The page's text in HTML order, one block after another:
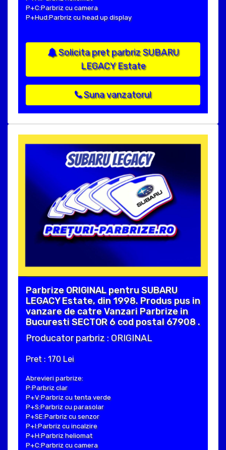
P+C:Parbriz cu camera
P+Hud:Parbriz cu head up display
Solicita pret parbriz SUBARU
LEGACY Estate
Suna vanzatorul
Parbrize ORIGINAL pentru SUBARU
LEGACY Estate, din 1998. Produs pus in
vanzare de catre Vanzari Parbrize in
Bucuresti SECTOR 6 cod postal 67908 .
Producator parbriz : ORIGINAL
Pret : 170 Lei
Abrevieri parbrize:
P:Parbriz clar
P+V:Parbriz cu tenta verde
P+S:Parbriz cu parasolar
P+SE:Parbriz cu senzor
P+I:Parbriz cu incalzire
P+H:Parbriz heliomat
P+C:Parbriz cu camera